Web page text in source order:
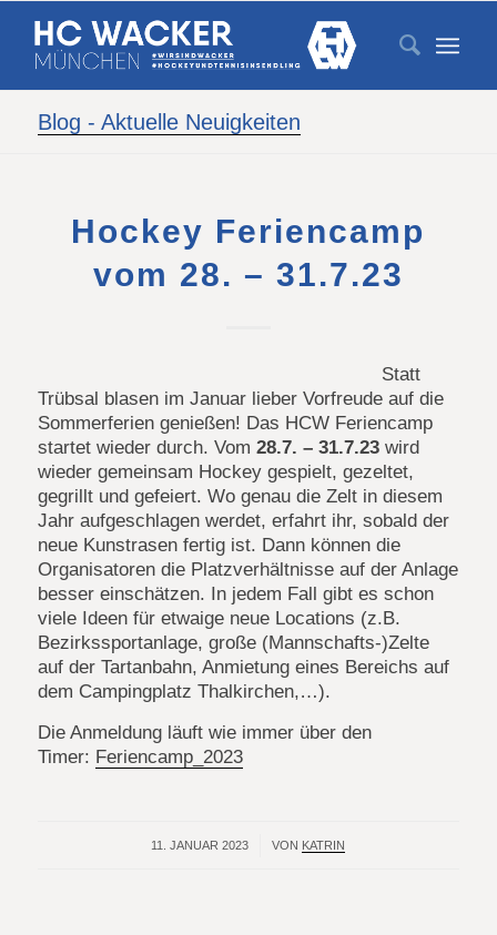
Blog - Aktuelle Neuigkeiten
Hockey Feriencamp
vom 28. – 31.7.23
Statt
Trübsal blasen im Januar lieber Vorfreude auf die
Sommerferien genießen! Das HCW Feriencamp
startet wieder durch. Vom 28.7. – 31.7.23wird
wieder gemeinsam Hockey gespielt, gezeltet,
gegrillt und gefeiert. Wo genau die Zelt in diesem
Jahr aufgeschlagen werdet, erfahrt ihr, sobald der
neue Kunstrasen fertig ist. Dann können die
Organisatoren die Platzverhältnisse auf der Anlage
besser einschätzen. In jedem Fall gibt es schon
viele Ideen für etwaige neue Locations (z.B.
Bezirkssportanlage, große (Mannschafts-)Zelte
auf der Tartanbahn, Anmietung eines Bereichs auf
dem Campingplatz Thalkirchen,…).
Die Anmeldung läuft wie immer über den
Timer: Feriencamp_2023
11. JANUAR 2023
/ VON KATRIN